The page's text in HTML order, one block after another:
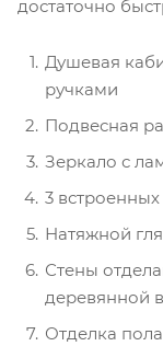
достаточно
Душевая
ручками
Подвесная
Зеркало с
3
Натяжной
Стены
деревянной
Отделка